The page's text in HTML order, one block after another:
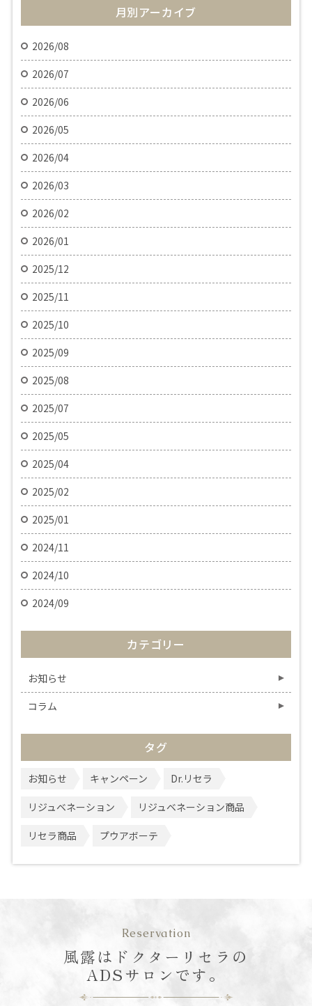
月別アーカイブ
2026/08
2026/07
2026/06
2026/05
2026/04
2026/03
2026/02
2026/01
2025/12
2025/11
2025/10
2025/09
2025/08
2025/07
2025/05
2025/04
2025/02
2025/01
2024/11
2024/10
2024/09
カテゴリー
お知らせ
コラム
タグ
お知らせ キャンペーン Dr.リセラ
リジュベネーション リジュベネーション商品
リセラ商品 プウアボーテ
Reservation
風露はドクターリセラの
ADSサロンです。